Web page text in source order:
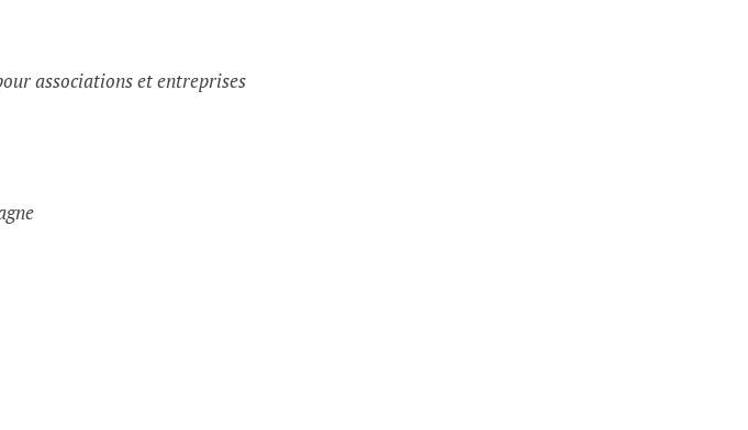
associations et entreprises